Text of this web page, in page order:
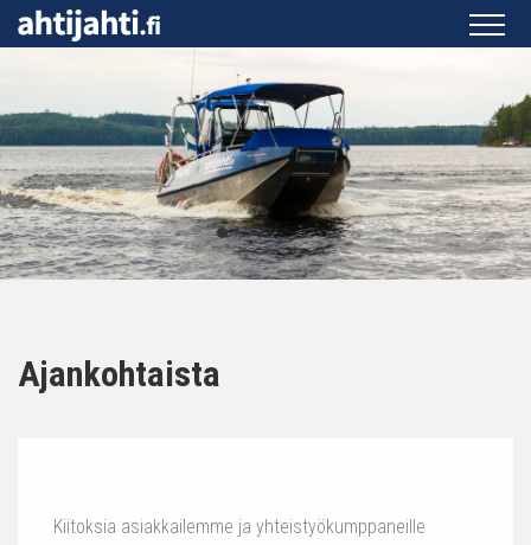
Ajankohtaista
Kiitoksia asiakkailemme ja yhteistyökumppaneille